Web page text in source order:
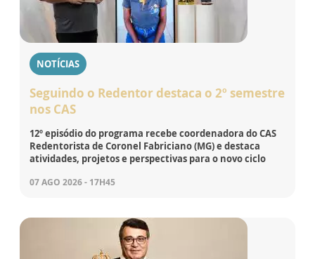
NOTÍCIAS
Seguindo o Redentor destaca o 2º semestre
nos CAS
12º episódio do programa recebe coordenadora do CAS
Redentorista de Coronel Fabriciano (MG) e destaca
atividades, projetos e perspectivas para o novo ciclo
07 AGO 2026 - 17H45